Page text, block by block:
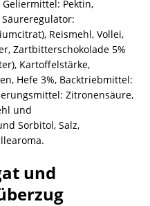
Geliermittel: Pektin,
Reismehl, Vollei,
Zartbitterschokolade 5%
Kartoffelstärke,
Hefe 3%, Backtriebmittel:
Zitronensäure,
und
Sorbitol, Salz,
und